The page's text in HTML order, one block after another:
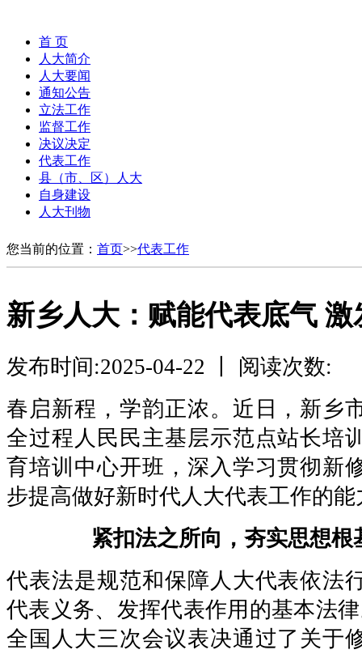
首 页
人大简介
人大要闻
通知公告
立法工作
监督工作
决议决定
代表工作
县（市、区）人大
自身建设
人大刊物
您当前的位置： 首页>>代表工作
新乡人大：赋能代表底气
发布时间:2025-04-22 丨 阅读次数:
春启新程，学韵正浓。近日，新乡
全过程人民民主基层示范点站长培
育培训中心开班，深入学习贯彻新
步提高做好新时代人大代表工作的
紧扣法之所向，夯实思想根
代表法是规范和保障人大代表依法
代表义务、发挥代表作用的基本法
全国人大三次会议表决通过了关于